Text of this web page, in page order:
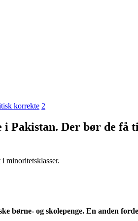
korrekte 2
Pakistan. Der bør de få
minoritetsklasser.
børne- og skolepenge. En anden